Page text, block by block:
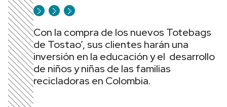
Con la compra de los nuevos Totebags
de Tostao’, sus clientes harán una
inversión en la educación y el desarrollo
de niños y niñas de las familias
recicladoras en Colombia.